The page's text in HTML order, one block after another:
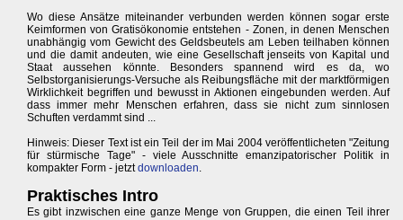
Wo diese Ansätze miteinander verbunden werden können sogar erste
Keimformen von Gratisökonomie entstehen - Zonen, in denen Menschen
unabhängig vom Gewicht des Geldsbeutels am Leben teilhaben können
und die damit andeuten, wie eine Gesellschaft jenseits von Kapital und
Staat aussehen könnte. Besonders spannend wird es da, wo
Selbstorganisierungs-Versuche als Reibungsfläche mit der marktförmigen
Wirklichkeit begriffen und bewusst in Aktionen eingebunden werden. Auf
dass immer mehr Menschen erfahren, dass sie nicht zum sinnlosen
Schuften verdammt sind ...
Hinweis: Dieser Text ist ein Teil der im Mai 2004 veröffentlicheten "Zeitung
für stürmische Tage" - viele Ausschnitte emanzipatorischer Politik in
kompakter Form - jetztdownloaden.
Praktisches Intro
Es gibt inzwischen eine ganze Menge von Gruppen, die einen Teil ihrer